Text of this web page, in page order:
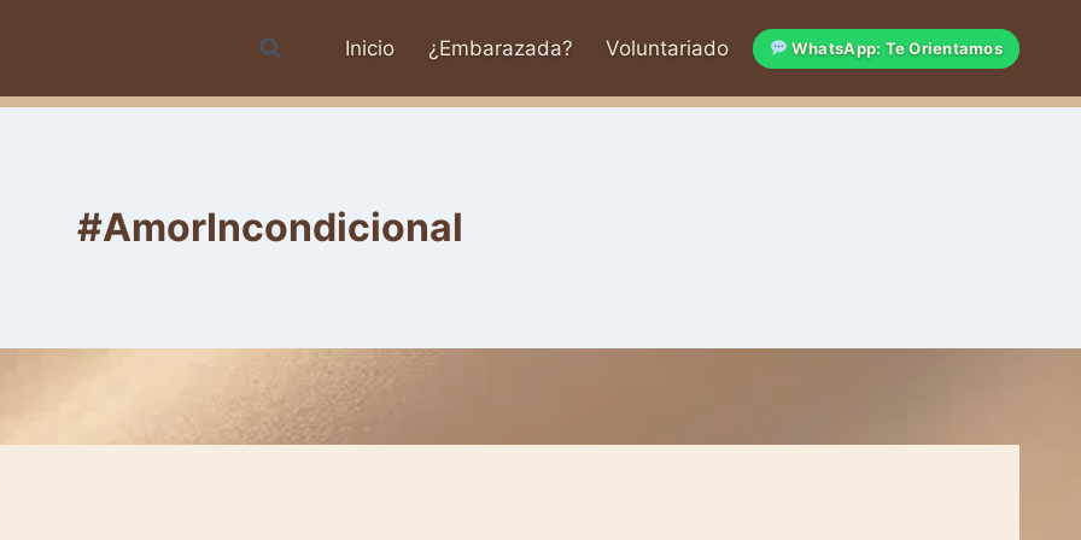
Inicio ¿Embarazada? Voluntariado WhatsApp: Te Orientamos
#AmorIncondicional